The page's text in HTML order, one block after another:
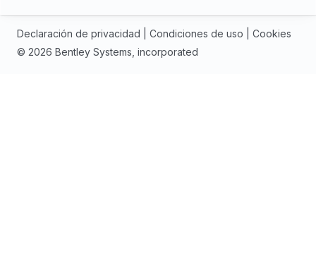
© 2026 Bentley Systems, incorporated
Declaración de privacidad Condiciones de uso Cookies